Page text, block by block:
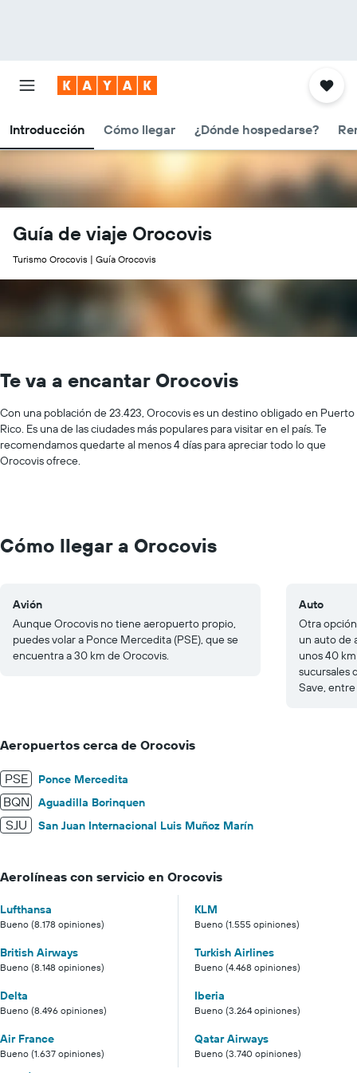
Introducción Cómo llegar ¿Dónde hospedarse?
Guía de viaje Orocovis
Turismo Orocovis | Guía Orocovis
Te va a encantar Orocovis
Con una población de 23.423, Orocovis es un destino obligado en Puerto
Rico. Es una de las ciudades más populares para visitar en el país. Te
recomendamos quedarte al menos 4 días para apreciar todo lo que
Orocovis ofrece.
Cómo llegar a Orocovis
Avión
Aunque Orocovis no tiene aeropuerto propio,
puedes volar a Ponce Mercedita (PSE), que se
encuentra a 30 km de Orocovis.
Auto
Otra
un auto de
unos 40
sucursales
Save, entre
Aeropuertos cerca de Orocovis
PSE Ponce Mercedita
BQN Aguadilla Borinquen
SJU San Juan Internacional Luis Muñoz Marín
Aerolíneas con servicio en Orocovis
Lufthansa
Bueno (8.178 opiniones)
KLM
Bueno (1.555 opiniones)
British Airways
Bueno (8.148 opiniones)
Turkish Airlines
Bueno (4.468 opiniones)
Delta
Bueno (8.496 opiniones)
Iberia
Bueno (3.264 opiniones)
Air France
Bueno (1.637 opiniones)
Qatar Airways
Bueno (3.740 opiniones)